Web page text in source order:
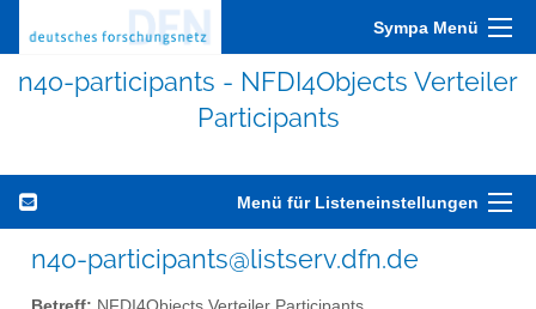
Sympa Menü
n4o-participants - NFDI4Objects Verteiler
Participants
Menü für Listeneinstellungen
n4o-participants@listserv.dfn.de